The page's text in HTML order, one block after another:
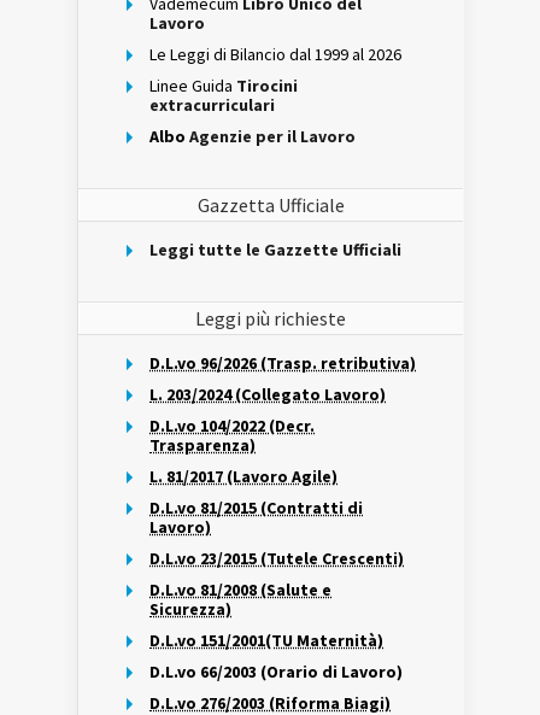
Lavoro
Le Leggi di Bilancio dal 1999 al 2026
Linee Guida Tirocini
extracurriculari
Albo Agenzie per il Lavoro
Gazzetta Ufficiale
Leggi tutte le Gazzette Ufficiali
Leggi più richieste
D.L.vo 96/2026 (Trasp. retributiva)
L. 203/2024 (Collegato Lavoro)
D.L.vo 104/2022 (Decr.
Trasparenza)
L. 81/2017 (Lavoro Agile)
D.L.vo 81/2015 (Contratti di
Lavoro)
D.L.vo 23/2015 (Tutele Crescenti)
D.L.vo 81/2008 (Salute e
Sicurezza)
D.L.vo 151/2001(TU Maternità)
D.L.vo 66/2003 (Orario di Lavoro)
D.L.vo 276/2003 (Riforma Biagi)